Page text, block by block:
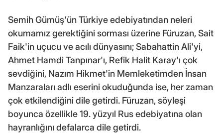
Semih Gümüş'ün Türkiye edebiyatından neleri
okumamız gerektiğini sorması üzerine Füruzan, Sait
Faik'in uçucu ve acılı dünyasını; Sabahattin Ali'yi,
Ahmet Hamdi Tanpınar'ı, Refik Halit Karay'ı çok
sevdiğini, Nazım Hikmet'in Memleketimden İnsan
Manzaraları adlı eserini okuduğunda ise, her zaman
çok etkilendiğini dile getirdi. Füruzan, söyleşi
boyunca özellikle 19. yüzyıl Rus edebiyatına olan
hayranlığını defalarca dile getirdi.